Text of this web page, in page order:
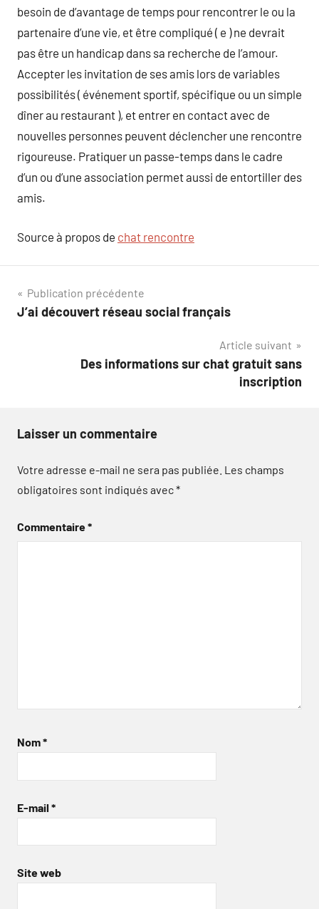
besoin de d’avantage de temps pour rencontrer le ou la
partenaire d’une vie, et être compliqué ( e ) ne devrait
pas être un handicap dans sa recherche de l’amour.
Accepter les invitation de ses amis lors de variables
possibilités ( événement sportif, spécifique ou un simple
dîner au restaurant ), et entrer en contact avec de
nouvelles personnes peuvent déclencher une rencontre
rigoureuse. Pratiquer un passe-temps dans le cadre
d’un ou d’une association permet aussi de entortiller des
amis.
Source à propos de chat rencontre
Navigation
de
Publication précédente
J’ai découvert réseau social français
Article suivant
Des informations sur chat gratuit sans
inscription
Laisser un commentaire
Votre adresse e-mail ne sera pas publiée. Les champs
obligatoires sont indiqués avec*
Commentaire*
Nom*
E-mail *
Site web